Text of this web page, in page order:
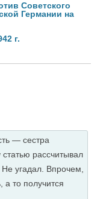
Советского
Германии на
г.
— сестра
рассчитывал
угадал. Впрочем,
а то получится